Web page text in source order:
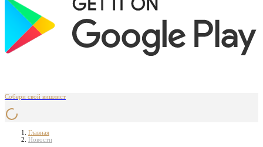
Собери свой вишлист
Главная
Новости